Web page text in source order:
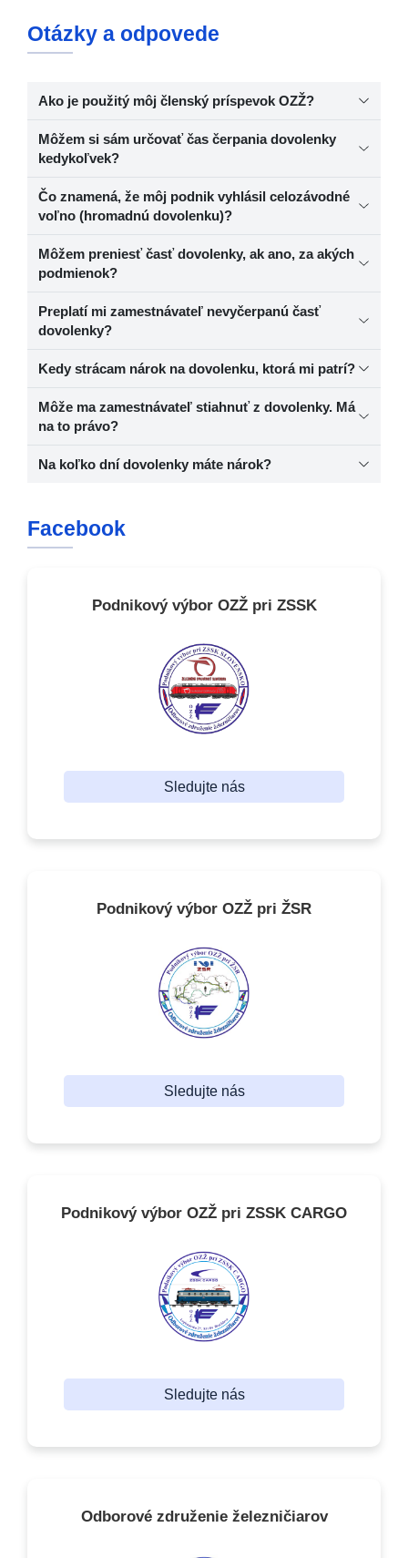
Otázky a odpovede
Ako je použitý môj členský príspevok OZŽ?
Môžem si sám určovať čas čerpania dovolenky
kedykoľvek?
Čo znamená, že môj podnik vyhlásil celozávodné
voľno (hromadnú dovolenku)?
Môžem preniesť časť dovolenky, ak ano, za akých
podmienok?
Preplatí mi zamestnávateľ nevyčerpanú časť
dovolenky?
Kedy strácam nárok na dovolenku, ktorá mi patrí?
Môže ma zamestnávateľ stiahnuť z dovolenky. Má
na to právo?
Na koľko dní dovolenky máte nárok?
Facebook
Podnikový výbor OZŽ pri ZSSK
Sledujte nás
Podnikový výbor OZŽ pri ŽSR
Sledujte nás
Podnikový výbor OZŽ pri ZSSK CARGO
Sledujte nás
Odborové združenie železničiarov